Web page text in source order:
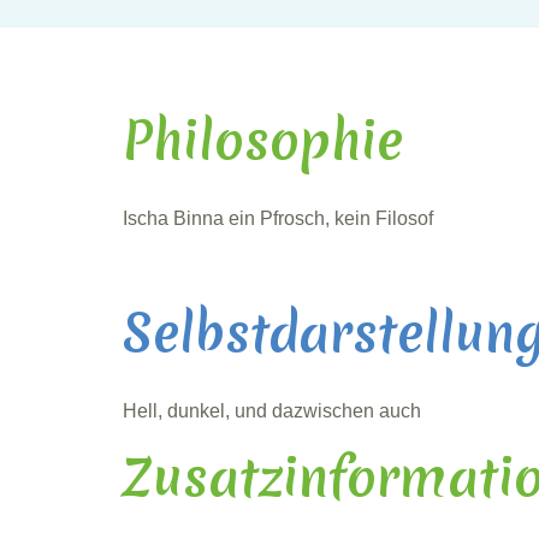
Philosophie
Ischa Binna ein Pfrosch, kein Filosof
Hell, dunkel, und dazwischen auch